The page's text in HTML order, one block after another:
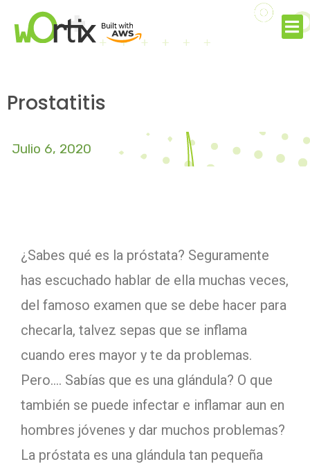
Prostatitis
Julio 6, 2020
¿Sabes qué es la próstata? Seguramente
has escuchado hablar de ella muchas veces,
del famoso examen que se debe hacer para
checarla, talvez sepas que se inflama
cuando eres mayor y te da problemas.
Pero…. Sabías que es una glándula? O que
también se puede infectar e inflamar aun en
hombres jóvenes y dar muchos problemas?
La próstata es una glándula tan pequeña